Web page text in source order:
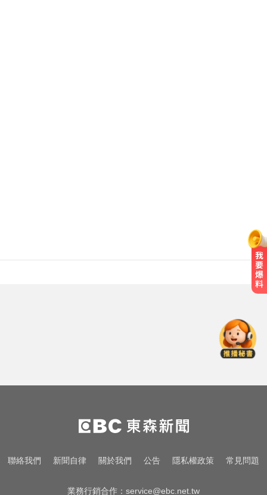
明
德
聯絡我們 新聞自律 關於我們 公告 隱私權政策 常見問題
業務行銷合作： service@ebc.net.tw